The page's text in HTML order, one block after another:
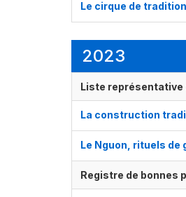
Le cirque de
2023
Liste représentative
La construction
Le Nguon, rituels
Registre de bonnes